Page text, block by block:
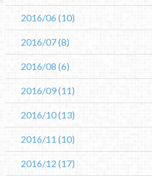
2016/06(10)
2016/07(8)
2016/08 (6)
2016/09(11)
2016/10(13)
2016/11 (10)
2016/12 (17)